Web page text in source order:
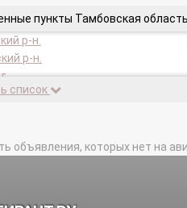
пункты Тамбовская
р-н.
р-н.
г.
р-н.
список
объявления, которых нет на